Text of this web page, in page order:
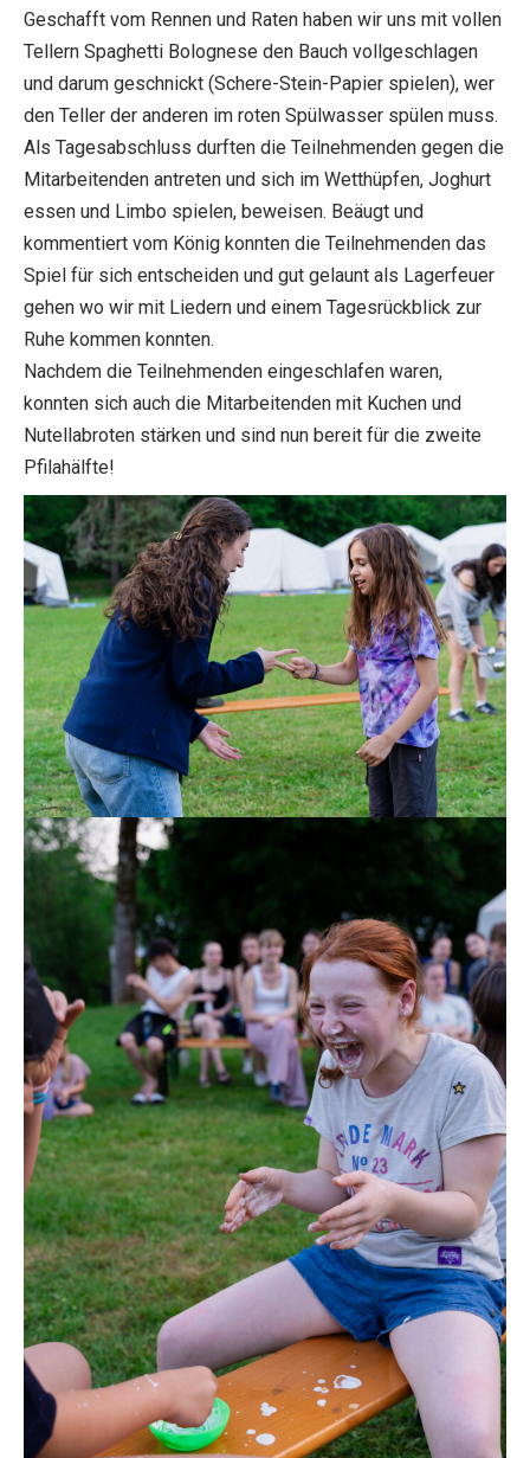
Geschafft vom Rennen und Raten haben wir uns mit vollen
Tellern Spaghetti Bolognese den Bauch vollgeschlagen
und darum geschnickt (Schere-Stein-Papier spielen), wer
den Teller der anderen im roten Spülwasser spülen muss.
Als Tagesabschluss durften die Teilnehmenden gegen die
Mitarbeitenden antreten und sich im Wetthüpfen, Joghurt
essen und Limbo spielen, beweisen. Beäugt und
kommentiert vom König konnten die Teilnehmenden das
Spiel für sich entscheiden und gut gelaunt als Lagerfeuer
gehen wo wir mit Liedern und einem Tagesrückblick zur
Ruhe kommen konnten.
Nachdem die Teilnehmenden eingeschlafen waren,
konnten sich auch die Mitarbeitenden mit Kuchen und
Nutellabroten stärken und sind nun bereit für die zweite
Pfilahälfte!